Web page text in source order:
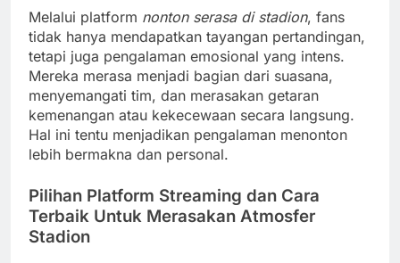
Melalui platform nonton serasa di stadion, fans
tidak hanya mendapatkan tayangan pertandingan,
tetapi juga pengalaman emosional yang intens.
Mereka merasa menjadi bagian dari suasana,
menyemangati tim, dan merasakan getaran
kemenangan atau kekecewaan secara langsung.
Hal ini tentu menjadikan pengalaman menonton
lebih bermakna dan personal.
Pilihan Platform Streaming dan Cara
Terbaik Untuk Merasakan Atmosfer
Stadion